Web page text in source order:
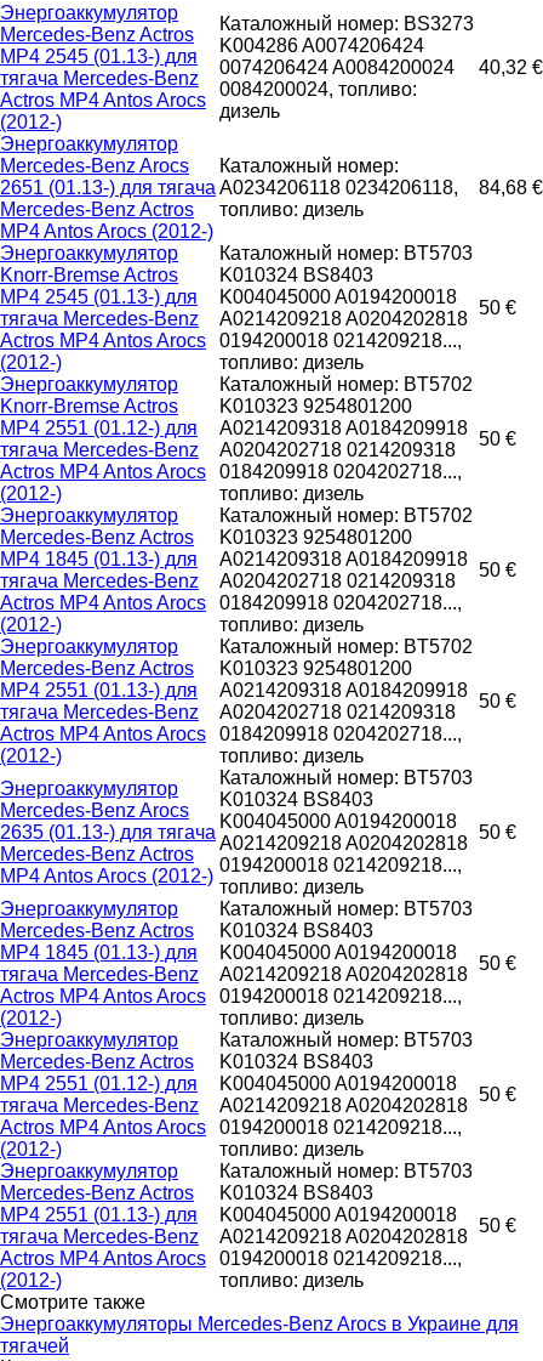
Энергоаккумулятор
Mercedes-Benz Actros
MP4 2545 (01.13-) для
тягача Mercedes-Benz
Actros MP4 Antos Arocs
(2012-)
Каталожный номер: BS3273
K004286 A0074206424
0074206424 A0084200024
0084200024, топливо:
дизель
40,32 €
Энергоаккумулятор
Mercedes-Benz Arocs
2651 (01.13-) для тягача
Mercedes-Benz Actros
MP4 Antos Arocs (2012-)
Каталожный номер:
A0234206118 0234206118,
топливо: дизель
84,68 €
Энергоаккумулятор
Knorr-Bremse Actros
MP4 2545 (01.13-) для
тягача Mercedes-Benz
Actros MP4 Antos Arocs
(2012-)
Каталожный номер: BT5703
K010324 BS8403
K004045000 A0194200018
A0214209218 A0204202818
0194200018 0214209218...,
топливо: дизель
50 €
Энергоаккумулятор
Knorr-Bremse Actros
MP4 2551 (01.12-) для
тягача Mercedes-Benz
Actros MP4 Antos Arocs
(2012-)
Каталожный номер: BT5702
K010323 9254801200
A0214209318 A0184209918
A0204202718 0214209318
0184209918 0204202718...,
топливо: дизель
50 €
Энергоаккумулятор
Mercedes-Benz Actros
MP4 1845 (01.13-) для
тягача Mercedes-Benz
Actros MP4 Antos Arocs
(2012-)
Каталожный номер: BT5702
K010323 9254801200
A0214209318 A0184209918
A0204202718 0214209318
0184209918 0204202718...,
топливо: дизель
50 €
Энергоаккумулятор
Mercedes-Benz Actros
MP4 2551 (01.13-) для
тягача Mercedes-Benz
Actros MP4 Antos Arocs
(2012-)
Каталожный номер: BT5702
K010323 9254801200
A0214209318 A0184209918
A0204202718 0214209318
0184209918 0204202718...,
топливо: дизель
50 €
Энергоаккумулятор
Mercedes-Benz Arocs
2635 (01.13-) для тягача
Mercedes-Benz Actros
MP4 Antos Arocs (2012-)
Каталожный номер: BT5703
K010324 BS8403
K004045000 A0194200018
A0214209218 A0204202818
0194200018 0214209218...,
топливо: дизель
50 €
Энергоаккумулятор
Mercedes-Benz Actros
MP4 1845 (01.13-) для
тягача Mercedes-Benz
Actros MP4 Antos Arocs
(2012-)
Каталожный номер: BT5703
K010324 BS8403
K004045000 A0194200018
A0214209218 A0204202818
0194200018 0214209218...,
топливо: дизель
50 €
Энергоаккумулятор
Mercedes-Benz Actros
MP4 2551 (01.12-) для
тягача Mercedes-Benz
Actros MP4 Antos Arocs
(2012-)
Каталожный номер: BT5703
K010324 BS8403
K004045000 A0194200018
A0214209218 A0204202818
0194200018 0214209218...,
топливо: дизель
50 €
Энергоаккумулятор
Mercedes-Benz Actros
MP4 2551 (01.13-) для
тягача Mercedes-Benz
Actros MP4 Antos Arocs
(2012-)
Каталожный номер: BT5703
K010324 BS8403
K004045000 A0194200018
A0214209218 A0204202818
0194200018 0214209218...,
топливо: дизель
50 €
Смотрите также
Энергоаккумуляторы Mercedes-Benz Arocs в Украине для
тягачей